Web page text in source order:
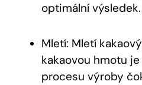
optimální výsledek.
Mletí: Mletí
kakaovou hmotu
procesu výroby